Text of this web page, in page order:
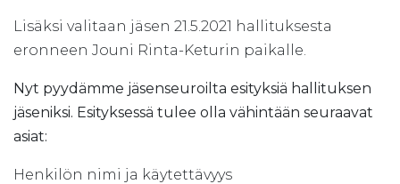
Lisäksi valitaan jäsen 21.5.2021 hallituksesta
eronneen Jouni Rinta-Keturin paikalle.
Nyt pyydämme jäsenseuroilta esityksiä hallituksen
jäseniksi. Esityksessä tulee olla vähintään seuraavat
asiat:
Henkilön nimi ja käytettävyys